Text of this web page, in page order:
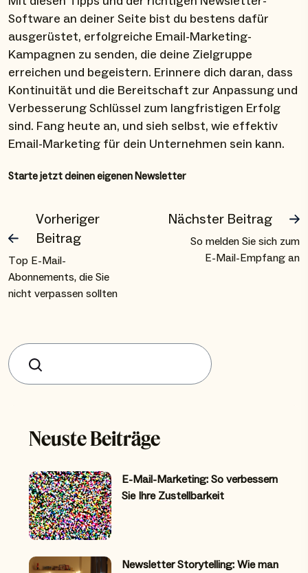
Software an deiner Seite bist du bestens dafür
ausgerüstet, erfolgreiche Email-Marketing-
Kampagnen zu senden, die deine Zielgruppe
erreichen und begeistern. Erinnere dich daran, dass
Kontinuität und die Bereitschaft zur Anpassung und
Verbesserung Schlüssel zum langfristigen Erfolg
sind. Fang heute an, und sieh selbst, wie effektiv
Email-Marketing für dein Unternehmen sein kann.
Starte jetzt deinen eigenen Newsletter
Vorheriger
Beitrag
Top E-Mail-
Abonnements, die Sie
nicht verpassen sollten
Nächster Beitrag
So melden Sie sich zum
E-Mail-Empfang an
Suchen
Neuste Beiträge
E-Mail-Marketing: So verbessern
Sie Ihre Zustellbarkeit
Newsletter Storytelling: Wie man